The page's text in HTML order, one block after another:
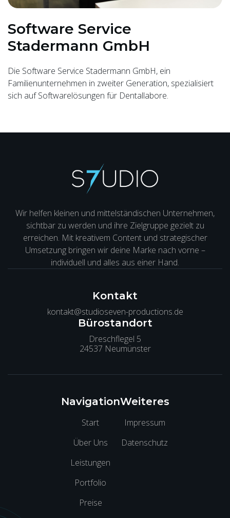
Software Service
Stadermann GmbH
Die Software Service Stadermann GmbH, ein
Familienunternehmen in zweiter Generation, spezialisiert
sich auf Softwarelösungen für Dentallabore.
Wir helfen kleinen und mittelständischen Unternehmen,
sichtbar zu werden und ihre Zielgruppe gezielt zu
erreichen. Mit kreativem Content und strategischer
Umsetzung bringen wir deine Marke nach vorne –
individuell und alles aus einer Hand.
Kontakt
kontakt@studioseven-productions.de
Bürostandort
Dreschflegel 5
24537 Neumünster
Navigation
Start
Über Uns
Leistungen
Portfolio
Preise
Weiteres
Impressum
Datenschutz